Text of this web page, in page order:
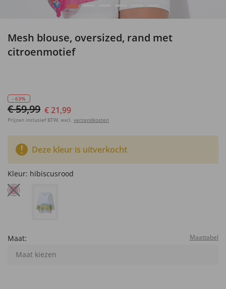
1 4 5 6
Mesh blouse, oversized, rand met
citroenmotief
- 63%
€ 59,99 € 21,99
Prijzen inclusief BTW, excl. verzendkosten
Deze kleur is uitverkocht
Kleur: hibiscusrood
Maat: Maattabel
Maat kiezen